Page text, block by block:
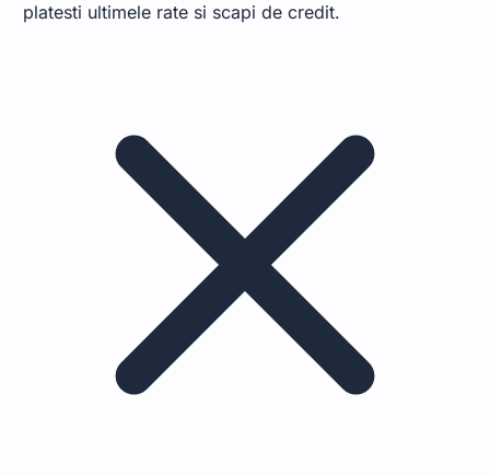
platesti ultimele rate si scapi de credit.